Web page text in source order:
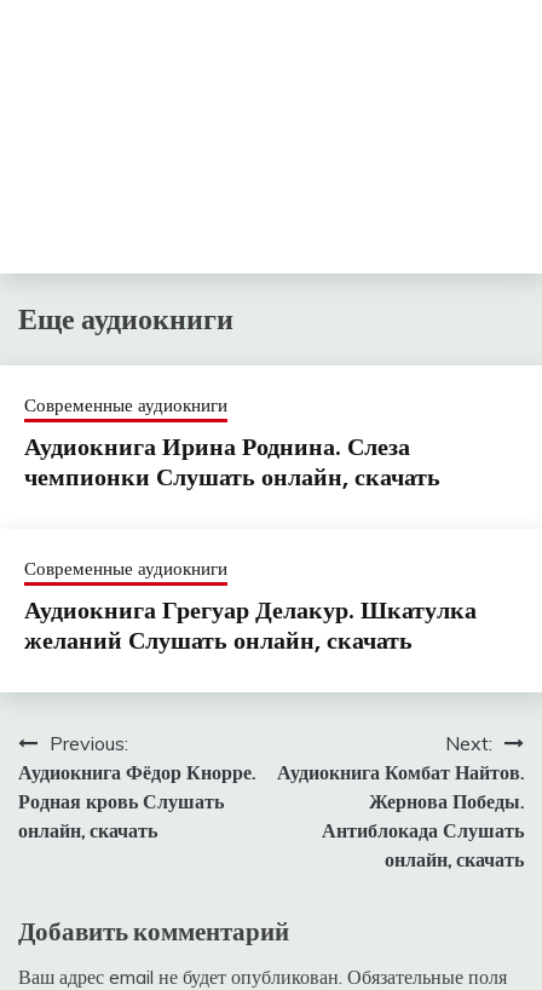
Еще аудиокниги
Современные аудиокниги
Аудиокнига Ирина Роднина. Слеза
чемпионки Слушать онлайн, скачать
Современные аудиокниги
Аудиокнига Грегуар Делакур. Шкатулка
желаний Слушать онлайн, скачать
Навигация
по
записям
Previous:
Аудиокнига Фёдор Кнорре.
Родная кровь Слушать
онлайн, скачать
Next:
Аудиокнига Комбат Найтов.
Жернова Победы.
Антиблокада Слушать
онлайн, скачать
Добавить комментарий
Ваш адрес email не будет опубликован. Обязательные поля